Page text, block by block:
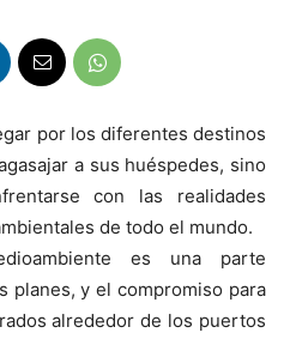
por los diferentes destinos
a sus huéspedes, sino
con las realidades
de todo el mundo.
es una parte
planes, y el compromiso para
alrededor de los puertos